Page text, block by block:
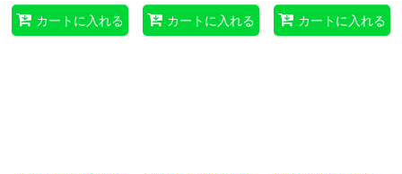
カートに入れる カートに入れる カートに入れる